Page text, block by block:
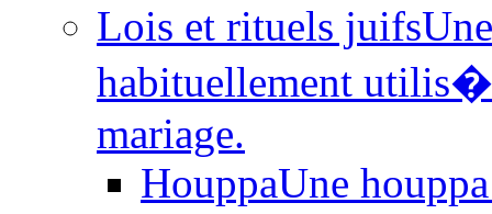
Lois et rituels juifs
habituellement
mariage.
HouppaUne